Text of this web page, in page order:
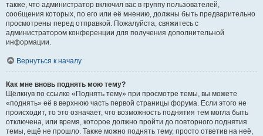
также, что администратор включил вас в группу пользователей,
сообщения которых, по его или её мнению, должны быть предварительно
просмотрены перед отправкой. Пожалуйста, свяжитесь с
администратором конференции для получения дополнительной
информации.
Вернуться к началу
Как мне вновь поднять мою тему?
Щёлкнув по ссылке «Поднять тему» при просмотре темы, вы можете
«поднять» её в верхнюю часть первой страницы форума. Если этого не
происходит, то это означает, что возможность поднятия тем могла быть
отключена, или время, которое должно пройти до повторного поднятия
темы, ещё не прошло. Также можно поднять тему, просто ответив на неё,